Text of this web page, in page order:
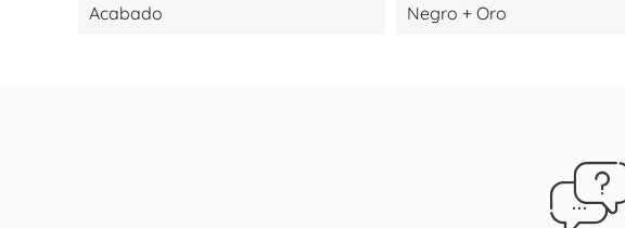
Acabado Negro + Oro